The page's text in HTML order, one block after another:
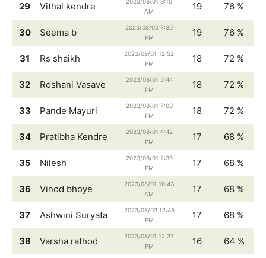
29 Vithal kendre
AM
19 76 %
30 Seema b
2023/08/02 7:30
PM
19 76 %
31 Rs shaikh
2023/08/01 12:52
PM
18 72 %
32 Roshani Vasave
2023/08/01 5:44
PM
18 72 %
33 Pande Mayuri
2023/08/01 7:00
PM
18 72 %
34 Pratibha Kendre
2023/08/01 4:42
PM
17 68 %
35 Nilesh
2023/08/01 2:39
PM
17 68 %
36 Vinod bhoye
2023/08/01 10:43
AM
17 68 %
37 Ashwini Suryata
2023/08/03 12:45
PM
17 68 %
38 Varsha rathod
2023/08/01 12:37
PM
16 64 %